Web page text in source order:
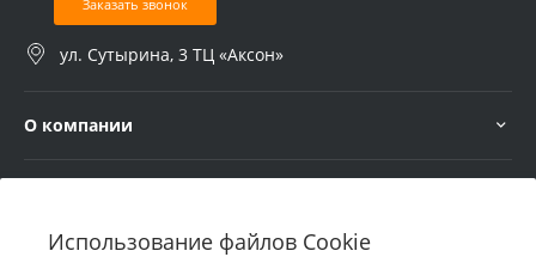
Использование файлов Cookie
Заказать звонок
ул. Сутырина, 3 ТЦ «Аксон»
О компании